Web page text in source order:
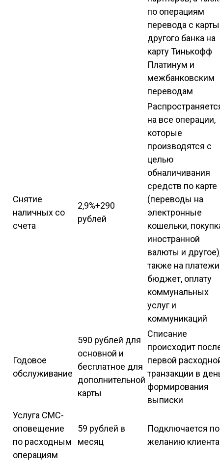
по операциям
перевода с карты
другого банка на
карту Тинькофф
Платинум и
межбанковским
переводам
Снятие
наличных со
счета
2,9%+290
рублей
на все операции,
которые
производятся с
целью
обналичивания
средств по карте
(переводы на
электронные
кошельки,
иностранной
валюты и
также на
бюджет, оплату
коммунальных
услуг и
коммуникаций
Годовое
обслуживание
590 рублей для
основной и
бесплатное для
дополнительной
карты
Списание
происходит
первой
транзакции в
формирования
выписки
Услуга СМС-
оповещение
по расходным
операциям
59 рублей в
месяц
Подключается по
желанию клиента